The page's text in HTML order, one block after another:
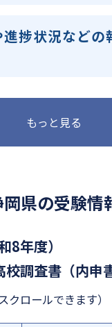
捗状況などの
もっと見る
県の受験情
8年度）
調査書（内申書
クロールできます）